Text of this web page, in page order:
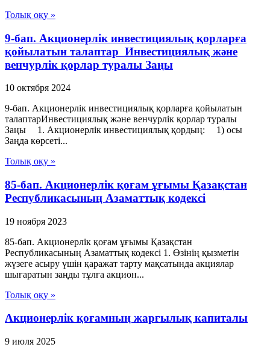
Толық оқу »
9-бап. Акционерлiк инвестициялық қорларға
қойылатын талаптар Инвестициялық және
венчурлік қорлар туралы Заңы
10 октября 2024
9-бап. Акционерлiк инвестициялық қорларға қойылатын
талаптарИнвестициялық және венчурлік қорлар туралы
Заңы 1. Акционерлiк инвестициялық қордың: 1) осы
Заңда көрсетi...
Толық оқу »
85-бап. Акционерлiк қоғам ұғымы Қазақстан
Республикасының Азаматтық кодексi
19 ноября 2023
85-бап. Акционерлiк қоғам ұғымы Қазақстан
Республикасының Азаматтық кодексi 1. Өзiнiң қызметiн
жүзеге асыру үшiн қаражат тарту мақсатында акциялар
шығаратын заңды тұлға акцион...
Толық оқу »
Акционерлік қоғамның жарғылық капиталы
9 июля 2025